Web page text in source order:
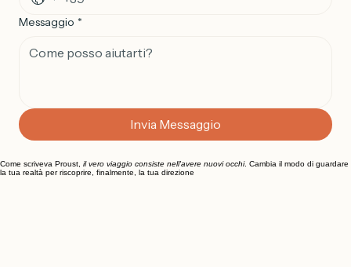
Invia Messaggio